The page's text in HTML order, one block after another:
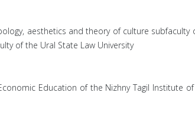
aesthetics and theory of culture subfaculty
of the Ural State Law University
Education of the Nizhny Tagil Institute of